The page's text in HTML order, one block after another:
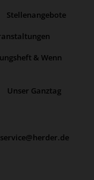
Stellenangebote
& Wenn
Unser Ganztag